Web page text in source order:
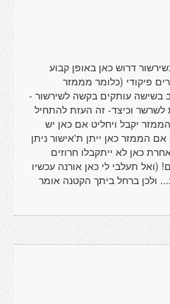
דרוש כאן באופן קבוע
פיקודי (כלומר מממזר
בשישה עותקים בקשה לשירשור -
לשרשר וכיצד- זה העזת להתחיל
יקבל ויחליט אם כאן יש
הממזר כאן ייתן ת'אישור ניתן
כאן לא ייתקבלו חרוזים
(ואל תעלבי לי כאן אורנה עכשיו
ולכן ברחל ביתך הקטנה אומר